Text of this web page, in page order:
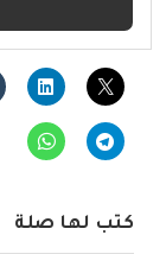
كتب لها صلة